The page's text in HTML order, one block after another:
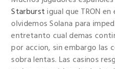
Starburstigual que TRON
olvidemos Solana para
entretanto cual demas
por accion, sin embargo las
sobra lentas. Las casinos